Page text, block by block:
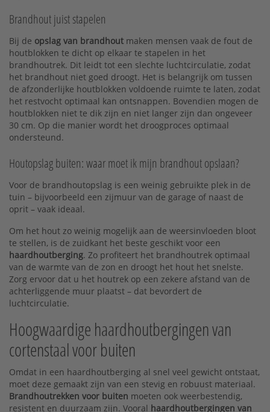
Brandhout juist stapelen
Bij de opslag van brandhout maken mensen vaak de fout de
houtblokken te dicht op elkaar te stapelen in het
brandhoutrek. Dit leidt tot een slechte luchtcirculatie, zodat
het brandhout niet goed droogt. Het is belangrijk om tussen
de afzonderlijke houtblokken voldoende ruimte te laten, zodat
het restvocht optimaal kan ontsnappen. Bovendien mogen de
houtblokken niet te dik zijn en niet langer zijn dan ongeveer
30 cm. Op die manier wordt het droogproces optimaal
ondersteund.
Houtopslag buiten: waar moet ik mijn brandhout opslaan?
Voor de brandhoutopslag is een weinig gebruikte plek in de
tuin – bijvoorbeeld een zijmuur van de garage of naast de
oprit – vaak ideaal.
Om het hout zo weinig mogelijk aan de weersinvloeden bloot
te stellen, is de zuidkant het beste geschikt voor een
haardhoutberging. Zo profiteert het brandhoutrek optimaal
van de warmte van de zon en droogt het hout het snelste.
Zorg ervoor dat u het houtrek op een zekere afstand van de
achterliggende muur plaatst – dat bevordert de
luchtcirculatie.
Hoogwaardige haardhoutbergingen van
cortenstaal voor buiten
Omdat in een haardhoutberging al snel veel gewicht ontstaat,
moet deze gemaakt zijn van een stevig en robuust materiaal.
Brandhoutrekken voor buiten moeten ook weerbestendig,
resistent en duurzaam zijn. Vooral haardhoutbergingen van